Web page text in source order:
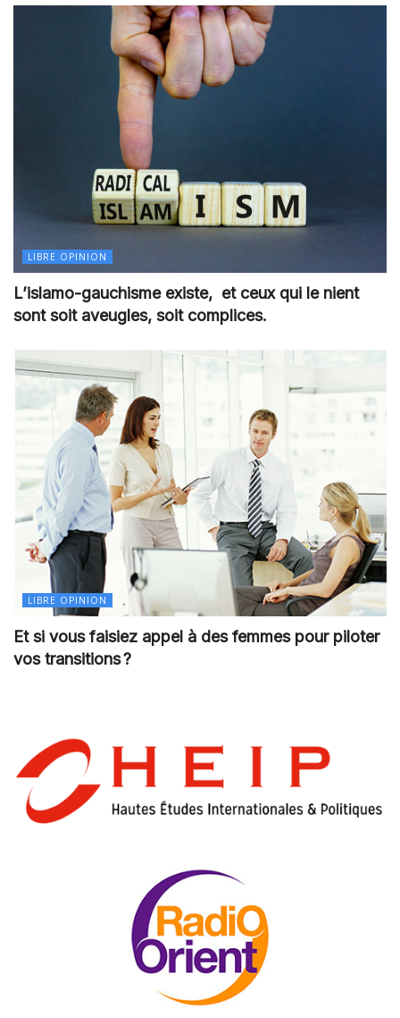
LIBRE OPINION
L’islamo-gauchisme existe, et ceux qui le nient
sont soit aveugles, soit complices.
LIBRE OPINION
Et si vous faisiez appel à des femmes pour piloter
vos transitions ?